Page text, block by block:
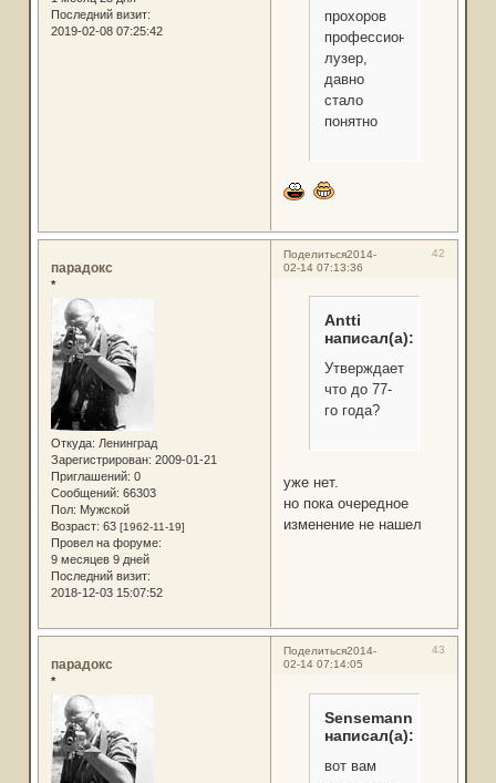
Последний визит:
2019-02-08 07:25:42
прохоров
профессиональный
лузер,
давно
стало
понятно
Поделиться 42
2014-
02-14 07:13:36
парадокс
*
Откуда: Ленинград
Зарегистрирован: 2009-01-21
Приглашений: 0
Сообщений: 66303
Пол: Мужской
Возраст: 63 [1962-11-19]
Провел на форуме:
9 месяцев 9 дней
Последний визит:
2018-12-03 15:07:52
Antti
написал(а):
Утверждаете,
что до 77-
го года?
уже нет.
но пока очередное
изменение не нашел
Поделиться 43
2014-
02-14 07:14:05
парадокс
*
Sensemann
написал(а):
вот вам